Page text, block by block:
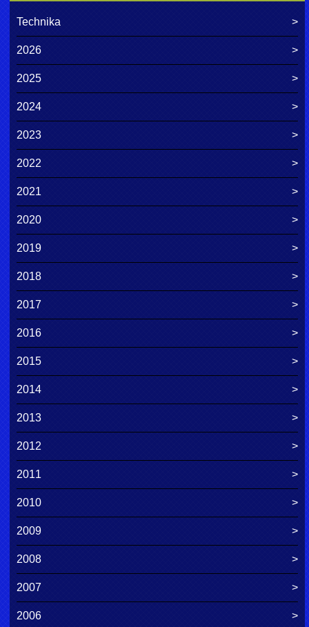
Technika
2026
2025
2024
2023
2022
2021
2020
2019
2018
2017
2016
2015
2014
2013
2012
2011
2010
2009
2008
2007
2006